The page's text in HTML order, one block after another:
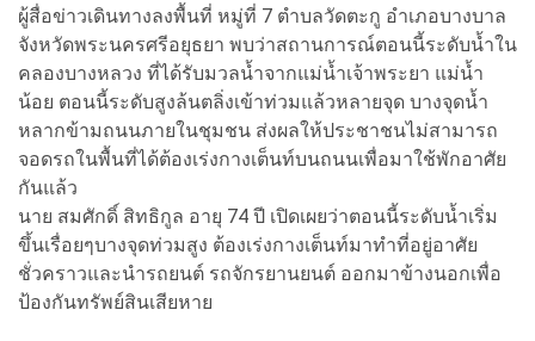
ผู้สื่อข่าวเดินทางลงพื้นที่ หมู่ที่ 7 ตำบลวัดตะกู อำเภอบางบาล
จังหวัดพระนครศรีอยุธยา พบว่าสถานการณ์ตอนนี้ระดับน้ำใน
คลองบางหลวง ที่ได้รับมวลน้ำจากแม่น้ำเจ้าพระยา แม่น้ำ
น้อย ตอนนี้ระดับสูงล้นตลิ่งเข้าท่วมแล้วหลายจุด บางจุดน้ำ
หลากข้ามถนนภายในชุมชน ส่งผลให้ประชาชนไม่สามารถ
จอดรถในพื้นที่ได้ต้องเร่งกางเต็นท์บนถนนเพื่อมาใช้พักอาศัย
กันแล้ว
นาย สมศักดิ์ สิทธิกูล อายุ 74 ปี เปิดเผยว่าตอนนี้ระดับน้ำเริ่ม
ขึ้นเรื่อยๆบางจุดท่วมสูง ต้องเร่งกางเต็นท์มาทำที่อยู่อาศัย
ชั่วคราวและนำรถยนต์ รถจักรยานยนต์ ออกมาข้างนอกเพื่อ
ป้องกันทรัพย์สินเสียหาย